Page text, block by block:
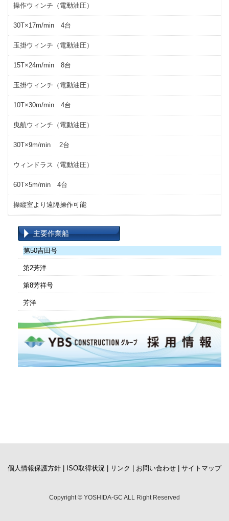
操作ウィンチ（電動油圧）
30T×17m/min 4台
玉掛ウィンチ（電動油圧）
15T×24m/min 8台
玉掛ウィンチ（電動油圧）
10T×30m/min 4台
曳航ウィンチ（電動油圧）
30T×9m/min 2台
ウィンドラス（電動油圧）
60T×5m/min 4台
操縦室より遠隔操作可能
主要作業船
第50吉田号
第2芳洋
第8芳祥号
芳洋
個人情報保護方針 | ISO取得状況 | リンク | お問い合わせ | サイトマップ
Copyright © YOSHIDA-GC ALL Right Reserved